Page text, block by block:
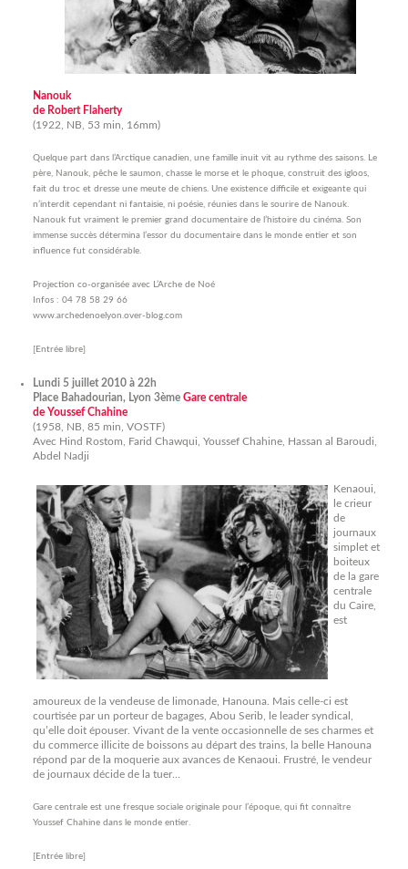
Nanouk
de Robert Flaherty
(1922, NB, 53 min, 16mm)
Quelque part dans l’Arctique canadien, une famille inuit vit au rythme des saisons. Le
père, Nanouk, pêche le saumon, chasse le morse et le phoque, construit des igloos,
fait du troc et dresse une meute de chiens. Une existence difficile et exigeante qui
n’interdit cependant ni fantaisie, ni poésie, réunies dans le sourire de Nanouk.
Nanouk fut vraiment le premier grand documentaire de l’histoire du cinéma. Son
immense succès détermina l’essor du documentaire dans le monde entier et son
influence fut considérable.
Projection co-organisée avec L’Arche de Noé
Infos : 04 78 58 29 66
www.archedenoelyon.over-blog.com
[Entrée libre]
Lundi 5 juillet 2010 à 22h
Place Bahadourian, Lyon 3èmeGare centrale
de Youssef Chahine
(1958, NB, 85 min, VOSTF)
Avec Hind Rostom, Farid Chawqui, Youssef Chahine, Hassan al Baroudi,
Abdel Nadji
Kenaoui,
le crieur
de
journaux
simplet et
boiteux
de la gare
centrale
du Caire,
est
amoureux de la vendeuse de limonade, Hanouna. Mais celle-ci est
courtisée par un porteur de bagages, Abou Serib, le leader syndical,
qu’elle doit épouser. Vivant de la vente occasionnelle de ses charmes et
du commerce illicite de boissons au départ des trains, la belle Hanouna
répond par de la moquerie aux avances de Kenaoui. Frustré, le vendeur
de journaux décide de la tuer…
Gare centrale est une fresque sociale originale pour l’époque, qui fit connaître
Youssef Chahine dans le monde entier.
[Entrée libre]